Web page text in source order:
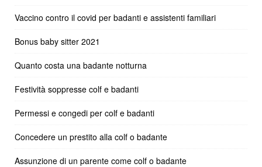
Vaccino contro il covid per badanti e assistenti familiari
Bonus baby sitter 2021
Quanto costa una badante notturna
Festività soppresse colf e badanti
Permessi e congedi per colf e badanti
Concedere un prestito alla colf o badante
Assunzione di un parente come colf o badante